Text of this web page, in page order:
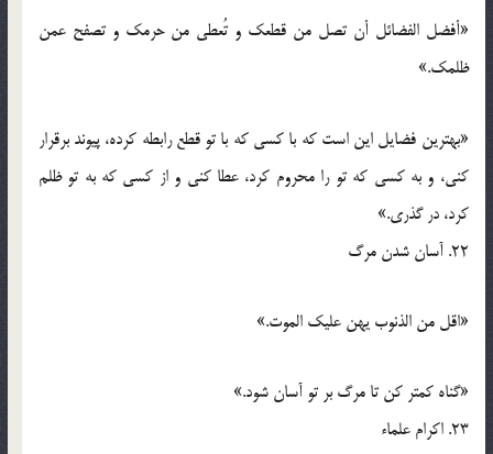
«أفضل الفضائل أن تصل من قطعک و تُعطی من حرمک و تصفح عمن
ظلمک.»
«بهترین فضایل این است که با کسی که با تو قطع رابطه کرده، پیوند برقرار
کنی، و به کسی که تو را محروم کرد، عطا کنی و از کسی که به تو ظلم
کرد، در گذری.»
22. آسان شدن مرگ
«اقل من الذنوب یهن علیک الموت.»
«گناه کمتر کن تا مرگ بر تو آسان شود.»
23. اکرام علماء